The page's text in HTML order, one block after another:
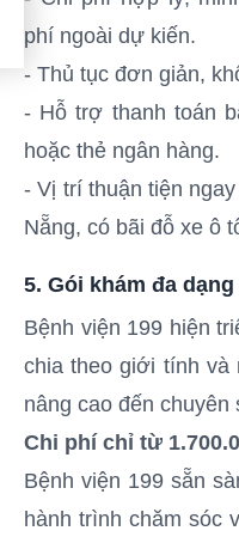
phí ngoài dự kiến.
- Thủ tục đơn giản,
- Hỗ trợ thanh toán
hoặc thẻ ngân hàng.
- Vị trí thuận tiện
Nẵng, có bãi đỗ xe ô
5. Gói khám đa
Bệnh viện 199 hiện
chia theo giới tính
nâng cao đến chuyên
Chi phí chỉ từ
Bệnh viện 199 sẵn
hành trình chăm sóc